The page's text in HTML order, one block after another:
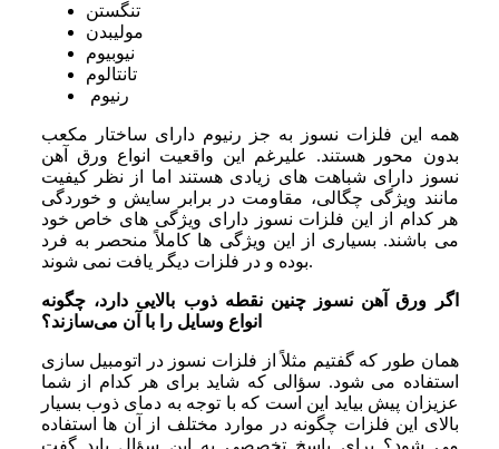
تنگستن
مولیبدن
نیوبیوم
تانتالوم
رنیوم
همه این فلزات نسوز به ‌جز رنیوم دارای ساختار مکعب
بدون محور هستند. علیرغم این واقعیت انواع ورق آهن
نسوز دارای شباهت ‌های زیادی هستند اما از نظر کیفیت
مانند ویژگی چگالی، مقاومت در برابر سایش و خوردگی
هر کدام از این فلزات نسوز دارای ویژگی‌ های خاص خود
می ‌باشند. بسیاری از این ویژگی ‌ها کاملاً منحصر به ‌فرد
بوده و در فلزات دیگر یافت نمی ‌شوند.
اگر ورق آهن نسوز چنین نقطه ذوب بالایی دارد، چگونه
انواع وسایل را با آن می‌سازند؟
همان‌ طور که گفتیم مثلاً از فلزات نسوز در اتومبیل‌ سازی
استفاده می‌ شود. سؤالی که شاید برای هر کدام از شما
عزیزان پیش بیاید این است که با توجه به دمای ذوب بسیار
بالای این فلزات چگونه در موارد مختلف از آن ‌ها استفاده